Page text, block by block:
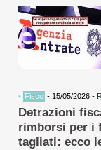
• Fisco - 15/05/2026 -
Detrazioni
rimborsi per i
tagliati: ecco